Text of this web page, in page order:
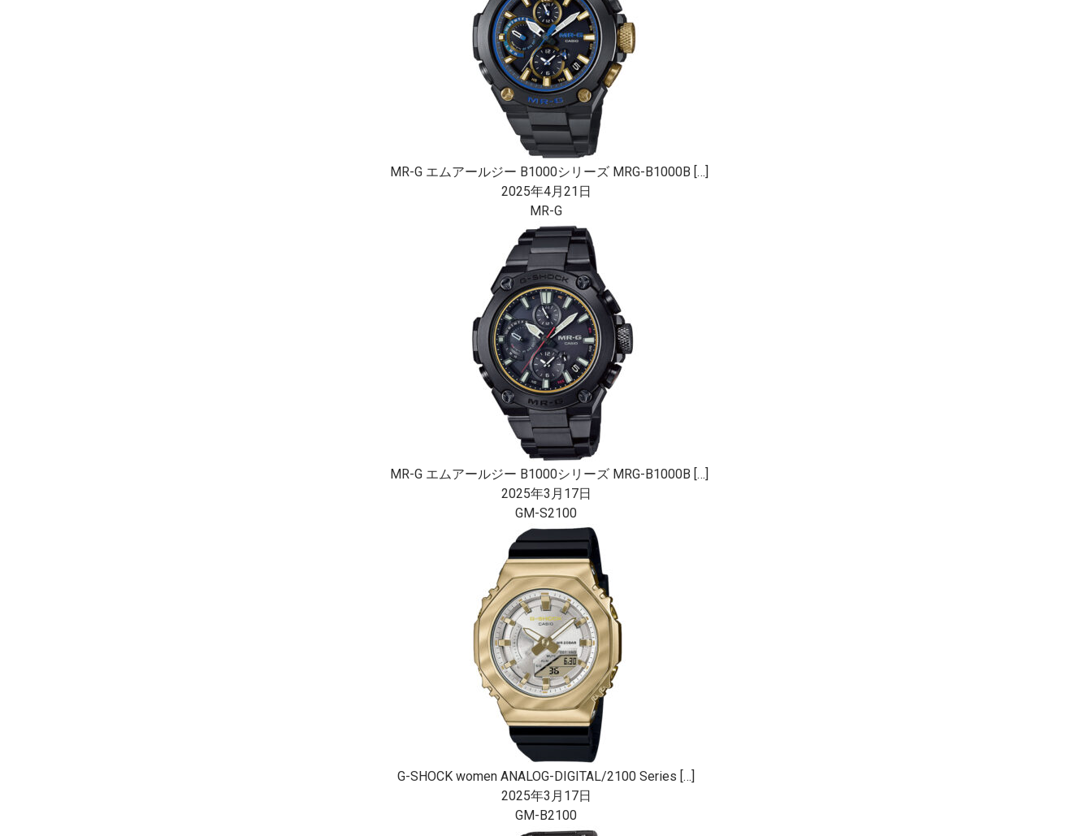
MR-G エムアールジー B1000シリーズ MRG-B1000B […]
2025年4月21日
MR-G
MR-G エムアールジー B1000シリーズ MRG-B1000B […]
2025年3月17日
GM-S2100
G-SHOCK women ANALOG-DIGITAL/2100 Series […]
2025年3月17日
GM-B2100